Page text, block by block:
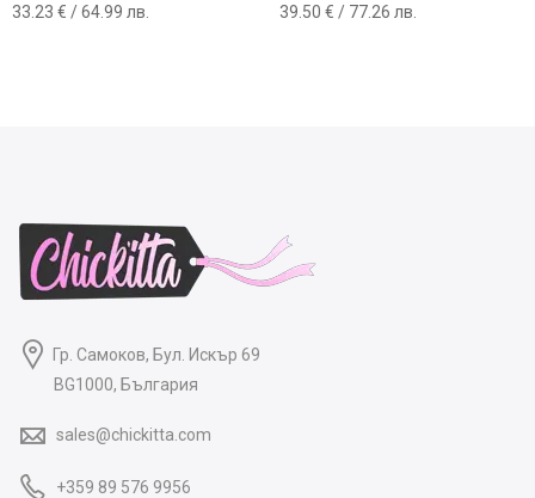
33.23 € / 64.99 лв.
39.50 € / 77.26 лв.
Гр. Самоков, Бул. Искър 69
BG1000, България
sales@chickitta.com
+359 89 576 9956